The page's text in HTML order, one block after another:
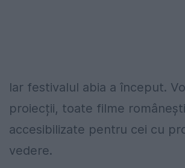
Iar festivalul abia a început.
proiecții, toate filme românești
accesibilizate pentru cei cu
vedere.